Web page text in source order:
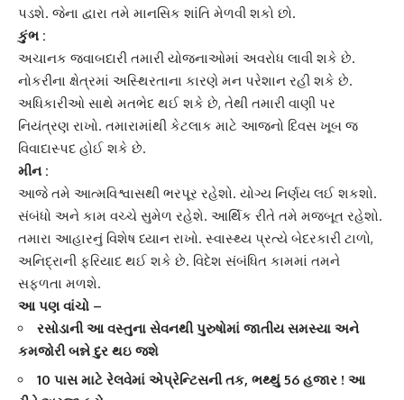
પડશે. જેના દ્વારા તમે માનસિક શાંતિ મેળવી શકો છો.
કુંભ :
અચાનક જવાબદારી તમારી યોજનાઓમાં અવરોધ લાવી શકે છે.
નોકરીના ક્ષેત્રમાં અસ્થિરતાના કારણે મન પરેશાન રહી શકે છે.
અધિકારીઓ સાથે મતભેદ થઈ શકે છે, તેથી તમારી વાણી પર
નિયંત્રણ રાખો. તમારામાંથી કેટલાક માટે આજનો દિવસ ખૂબ જ
વિવાદાસ્પદ હોઈ શકે છે.
મીન :
આજે તમે આત્મવિશ્વાસથી ભરપૂર રહેશો. યોગ્ય નિર્ણય લઈ શકશો.
સંબંધો અને કામ વચ્ચે સુમેળ રહેશે. આર્થિક રીતે તમે મજબૂત રહેશો.
તમારા આહારનું વિશેષ ધ્યાન રાખો. સ્વાસ્થ્ય પ્રત્યે બેદરકારી ટાળો,
અનિદ્રાની ફરિયાદ થઈ શકે છે. વિદેશ સંબંધિત કામમાં તમને
સફળતા મળશે.
આ પણ વાંચો –
રસોડાની આ વસ્તુના સેવનથી પુરુષોમાં જાતીય સમસ્યા અને
કમજોરી બન્ને દુર થઇ જશે
10 પાસ માટે રેલવેમાં એપ્રેન્ટિસની તક, ભથ્થું 56 હજાર ! આ